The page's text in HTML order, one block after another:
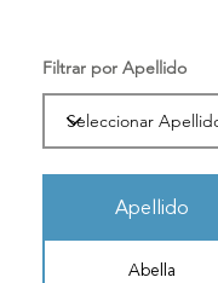
Filtrar por Apellido
Apellido
Abella